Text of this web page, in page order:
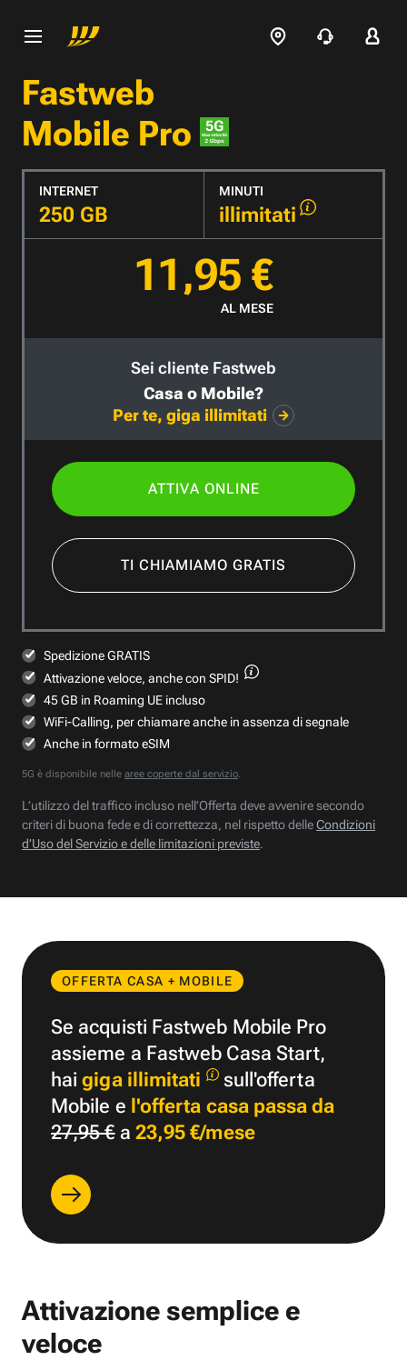
Fastweb
Mobile Pro
INTERNET
250 GB
MINUTI
illimitati
11,95 €
AL MESE
Sei cliente Fastweb
Casa o Mobile?
Per te, giga illimitati
ATTIVA ONLINE
TI CHIAMIAMO GRATIS
Spedizione GRATIS
Attivazione veloce, anche con SPID!
45 GB in Roaming UE incluso
WiFi-Calling, per chiamare anche in assenza di segnale
Anche in formato eSIM
5G è disponibile nelle aree coperte dal servizio.
L’utilizzo del traffico incluso nell’Offerta deve avvenire secondo
criteri di buona fede e di correttezza, nel rispetto delleCondizioni
d’Uso del Servizio e delle limitazioni previste.
OFFERTA CASA + MOBILE
Se acquisti Fastweb Mobile Pro
assieme a Fastweb Casa Start,
haigiga illimitati
sull'offerta
Mobile e l'offerta casa passa da
27,95 €a 23,95 €/mese
Attivazione semplice e
veloce